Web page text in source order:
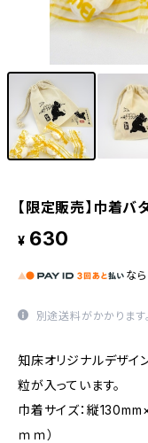
【限定販売】巾着バ
¥ 630
なら
別途送料がかかります
知床オリジナルデザイ
粒が入っています。
巾着サイズ：縦
ｍｍ）